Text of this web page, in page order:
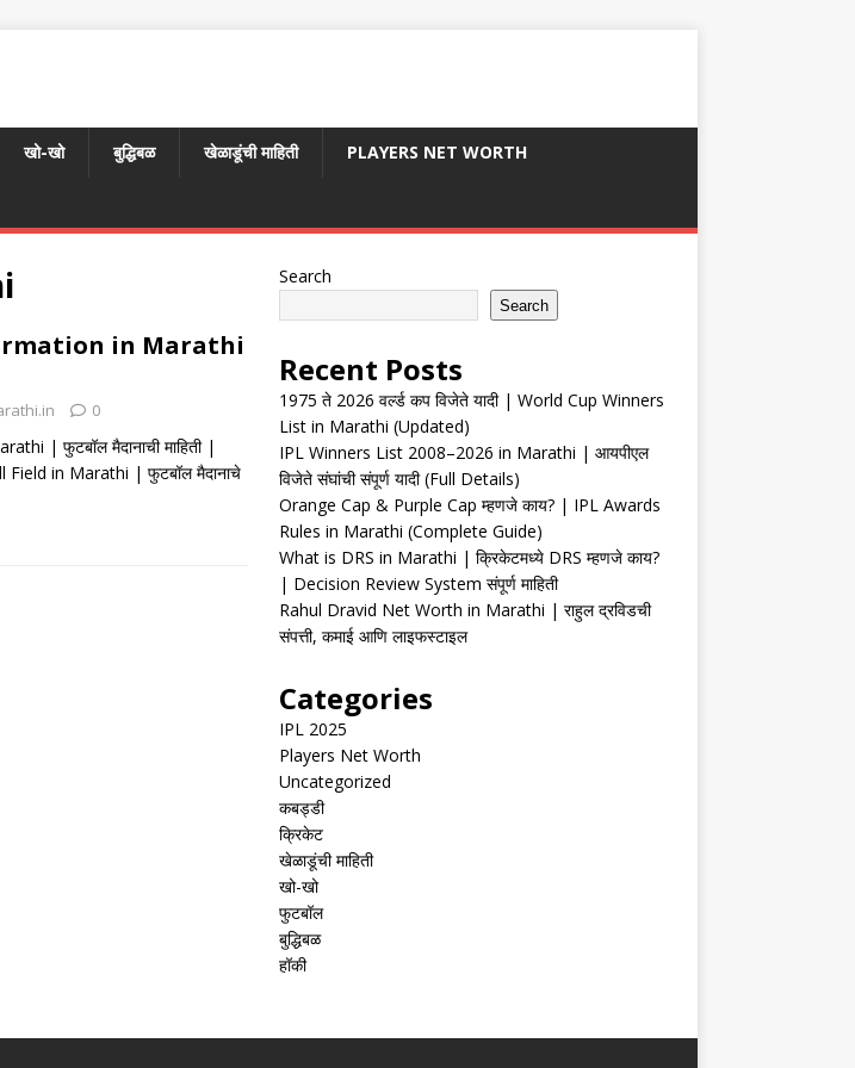
खो-खो बुद्धिबळ खेळाडूंची माहिती PLAYERS NET WORTH
in Marathi
0
| फुटबॉल मैदानाची माहिती |
Field in Marathi | फुटबॉल मैदानाचे
Search
Search
Recent Posts
1975 ते 2026 वर्ल्ड कप विजेते यादी | World Cup Winners
List in Marathi (Updated)
IPL Winners List 2008–2026 in Marathi | आयपीएल
विजेते संघांची संपूर्ण यादी (Full Details)
Orange Cap & Purple Cap म्हणजे काय? | IPL Awards
Rules in Marathi (Complete Guide)
What is DRS in Marathi | क्रिकेटमध्ये DRS म्हणजे काय?
| Decision Review System संपूर्ण माहिती
Rahul Dravid Net Worth in Marathi | राहुल द्रविडची
संपत्ती, कमाई आणि लाइफस्टाइल
Categories
IPL 2025
Players Net Worth
Uncategorized
कबड्डी
क्रिकेट
खेळाडूंची माहिती
खो-खो
फुटबॉल
बुद्धिबळ
हॉकी